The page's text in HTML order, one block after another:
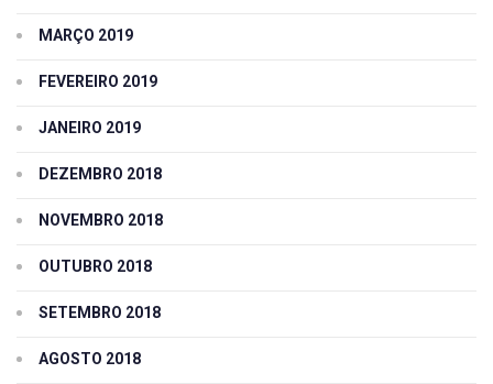
MARÇO 2019
FEVEREIRO 2019
JANEIRO 2019
DEZEMBRO 2018
NOVEMBRO 2018
OUTUBRO 2018
SETEMBRO 2018
AGOSTO 2018